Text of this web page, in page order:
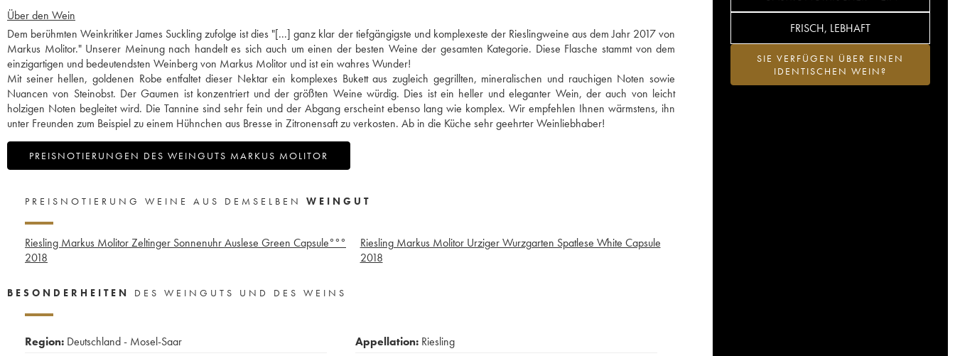
Über den Wein
Dem berühmten Weinkritiker James Suckling zufolge ist dies "[...] ganz klar der tiefgängigste und komplexeste der Rieslingweine aus dem Jahr 2017 von
Markus Molitor." Unserer Meinung nach handelt es sich auch um einen der besten Weine der gesamten Kategorie. Diese Flasche stammt von dem
einzigartigen und bedeutendsten Weinberg von Markus Molitor und ist ein wahres Wunder!
Mit seiner hellen, goldenen Robe entfaltet dieser Nektar ein komplexes Bukett aus zugleich gegrillten, mineralischen und rauchigen Noten sowie
Nuancen von Steinobst. Der Gaumen ist konzentriert und der größten Weine würdig. Dies ist ein heller und eleganter Wein, der auch von leicht
holzigen Noten begleitet wird. Die Tannine sind sehr fein und der Abgang erscheint ebenso lang wie komplex. Wir empfehlen Ihnen wärmstens, ihn
unter Freunden zum Beispiel zu einem Hühnchen aus Bresse in Zitronensaft zu verkosten. Ab in die Küche sehr geehrter Weinliebhaber!
PREISNOTIERUNGEN DES WEINGUTS MARKUS MOLITOR
FRISCH, LEBHAFT
SIE VERFÜGEN ÜBER EINEN
IDENTISCHEN WEIN?
PREISNOTIERUNG WEINE AUS DEMSELBEN WEINGUT
Riesling Markus Molitor Zeltinger Sonnenuhr Auslese Green Capsule°°°
2018
Riesling Markus Molitor Urziger Wurzgarten Spatlese White Capsule
2018
BESONDERHEITEN DES WEINGUTS UND DES WEINS
Region: Deutschland - Mosel-Saar
Appellation: Riesling